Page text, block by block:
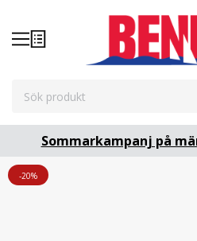
Sommarkampanj på
-20%